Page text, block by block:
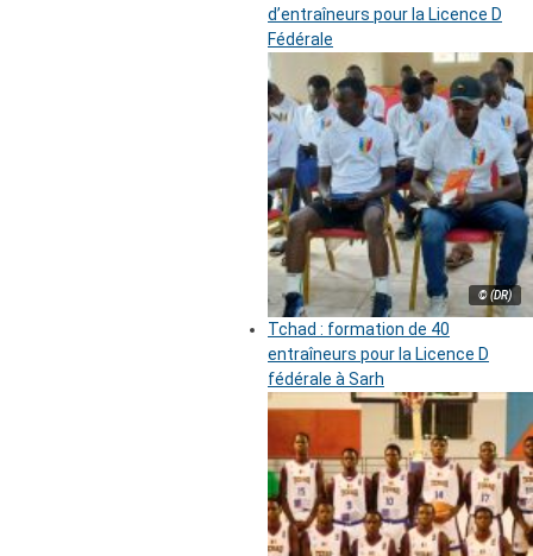
d’entraîneurs pour la Licence D
Fédérale
© (DR)
Tchad : formation de 40
entraîneurs pour la Licence D
fédérale à Sarh